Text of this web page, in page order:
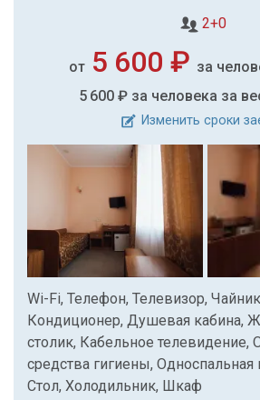
2+0
от 5 600 ₽ за
5 600 ₽ за человека за
Изменить сроки
Wi-Fi, Телефон, Телевизор,
Кондиционер, Душевая кабина,
столик, Кабельное телевидение,
средства гигиены, Односпальная
Стол, Холодильник, Шкаф